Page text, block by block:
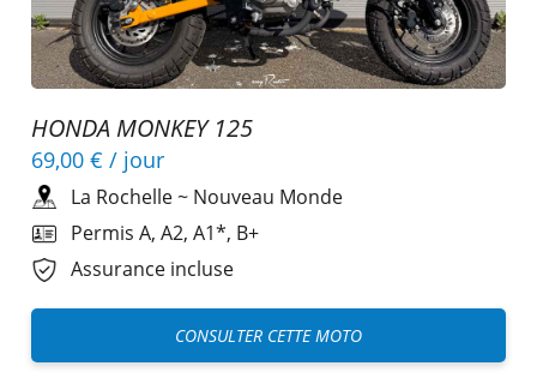
HONDA MONKEY 125
69,00 € / jour
La Rochelle~ Nouveau Monde
Permis A, A2, A1*, B+
Assurance incluse
CONSULTER CETTE MOTO